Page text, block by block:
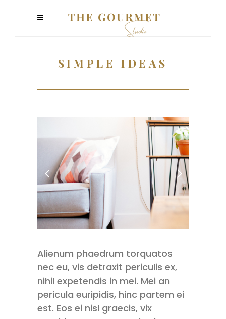
SIMPLE IDEAS
Alienum phaedrum torquatos
nec eu, vis detraxit periculis ex,
nihil expetendis in mei. Mei an
pericula euripidis, hinc partem ei
est. Eos ei nisl graecis, vix